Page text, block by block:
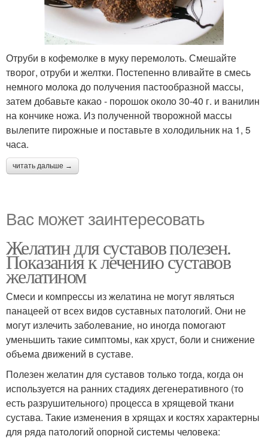
Отруби в кофемолке в муку перемолоть. Смешайте
творог, отруби и желтки. Постепенно вливайте в смесь
немного молока до получения пастообразной массы,
затем добавьте какао - порошок около 30-40 г. и ванилин
на кончике ножа. Из полученной творожной массы
вылепите пирожные и поставьте в холодильник на 1, 5
часа.
читать дальше →
Вас может заинтересовать
Желатин для суставов полезен.
Показания к лечению суставов
желатином
Смеси и компрессы из желатина не могут являться
панацеей от всех видов суставных патологий. Они не
могут излечить заболевание, но иногда помогают
уменьшить такие симптомы, как хруст, боли и снижение
объема движений в суставе.
Полезен желатин для суставов только тогда, когда он
используется на ранних стадиях дегенеративного (то
есть разрушительного) процесса в хрящевой ткани
сустава. Такие изменения в хрящах и костях характерны
для ряда патологий опорной системы человека: